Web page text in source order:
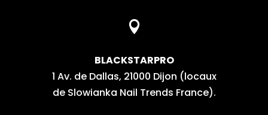

BLACKSTARPRO
1 Av. de Dallas, 21000 Dijon (locaux
de Slowianka Nail Trends France).